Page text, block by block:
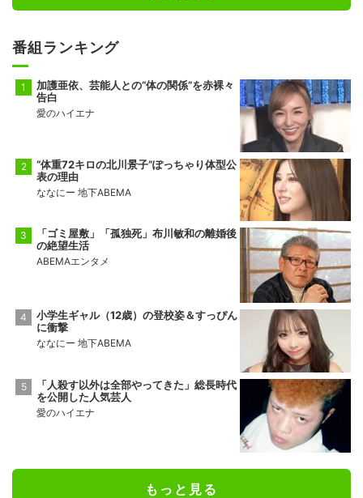
番組ランキング
加護亜依、芸能人との“体の関係”を赤裸々
告白
愛のハイエナ
“体重72キロの北川景子”ぽっちゃり体型公
表の理由
ななにー 地下ABEMA
「ゴミ屋敷」「孤独死」布川敏和の離婚後
の絶望生活
ABEMAエンタメ
小学生ギャル（12歳）の登校姿＆すっぴん
に衝撃
ななにー 地下ABEMA
「人殺す以外は全部やってきた」総長時代
を公開した人気芸人
愛のハイエナ
もっと見る